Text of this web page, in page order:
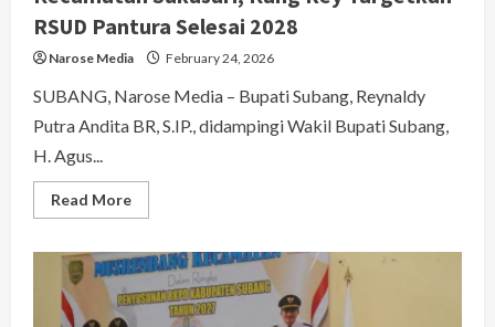
RSUD Pantura Selesai 2028
Narose Media February 24, 2026
SUBANG, Narose Media – Bupati Subang, Reynaldy
Putra Andita BR, S.IP., didampingi Wakil Bupati Subang,
H. Agus...
Read MoreRead
more
Ramadhan
Perdana
1447
H